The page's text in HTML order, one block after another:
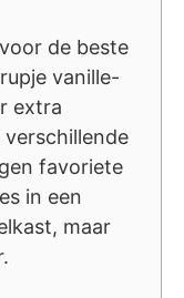
de beste
vanille-
extra
favoriete
in een
maar